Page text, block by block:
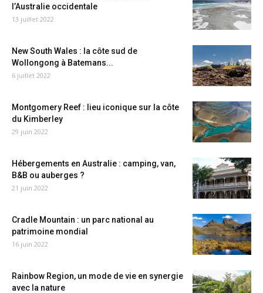
l’Australie occidentale
13 juillet 2022
New South Wales : la côte sud de
Wollongong à Batemans...
6 juillet 2022
Montgomery Reef : lieu iconique sur la côte
du Kimberley
29 juin 2022
Hébergements en Australie : camping, van,
B&B ou auberges ?
21 juin 2022
Cradle Mountain : un parc national au
patrimoine mondial
16 juin 2022
Rainbow Region, un mode de vie en synergie
avec la nature